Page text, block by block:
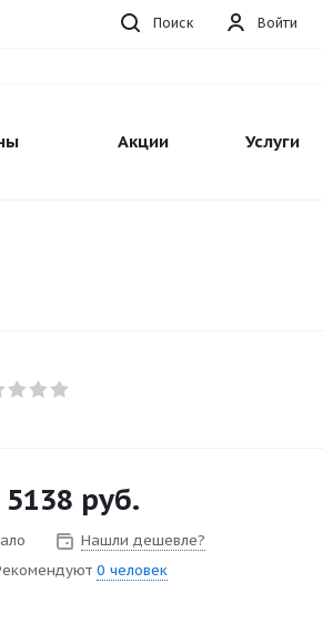
Войти
Поиск
Акции Услуги
5138 руб.
Нашли дешевле?
0 человек